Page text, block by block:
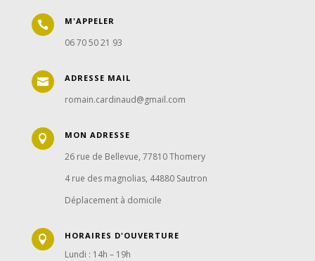
 M'APPELER
06 70 50 21 93
 ADRESSE MAIL
romain.cardinaud@gmail.com
 MON ADRESSE
26 rue de Bellevue, 77810 Thomery
4 rue des magnolias, 44880 Sautron
Déplacement à domicile
 HORAIRES D'OUVERTURE
Lundi : 14h – 19h